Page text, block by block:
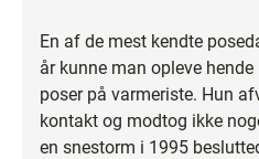
En af de mest kendte
år kunne man opleve
poser på varmeriste. Hun
kontakt og modtog ikke
en snestorm i 1995